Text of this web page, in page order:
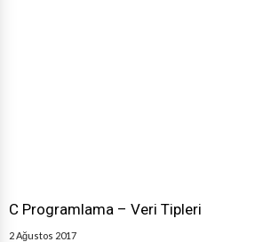
C Programlama – Veri Tipleri
2 Ağustos 2017